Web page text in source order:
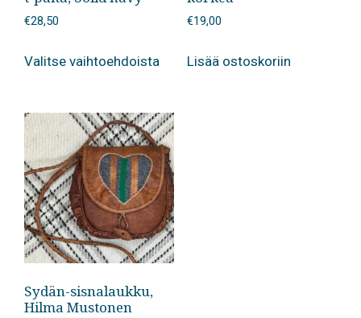
€28,50
Valitse vaihtoehdoistatuotteella
useampi
muunnelma.
Voit
tehdä
valinnat
tuotteen
sivulla.
€19,00
Lisää ostoskoriin
Sydän-sisnalaukku,
Hilma Mustonen